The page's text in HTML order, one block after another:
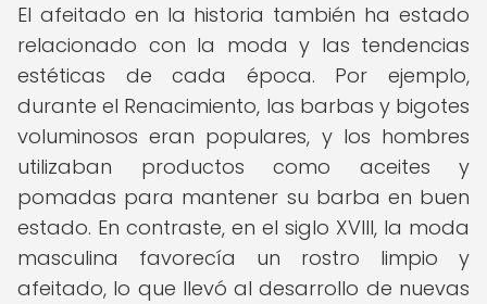
El afeitado en la historia también ha estado
relacionado con la moda y las tendencias
estéticas de cada época. Por ejemplo,
durante el Renacimiento, las barbas y bigotes
voluminosos eran populares, y los hombres
utilizaban productos como aceites y
pomadas para mantener su barba en buen
estado. En contraste, en el siglo XVIII, la moda
masculina favorecía un rostro limpio y
afeitado, lo que llevó al desarrollo de nuevas